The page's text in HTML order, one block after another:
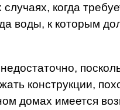
когда
воды, к которым
конструкции,
домах имеется